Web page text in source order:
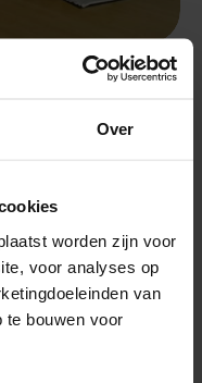
Over
worden zijn voor
voor analyses op
van
te bouwen voor